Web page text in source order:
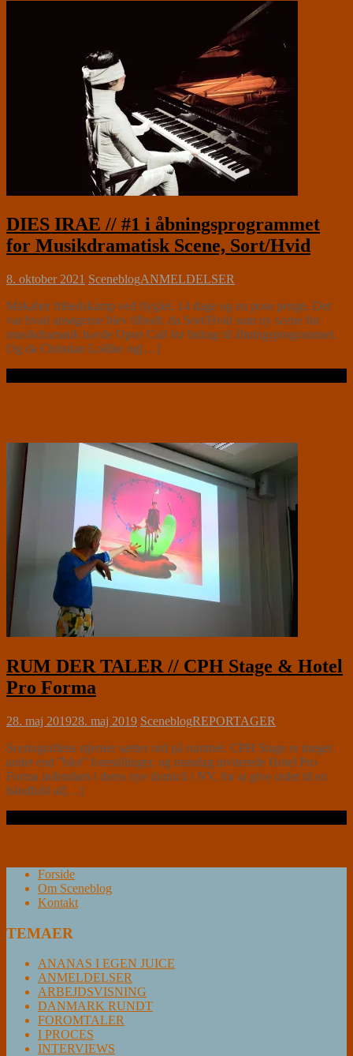
DIES IRAE // #1 i åbningsprogrammet
for Musikdramatisk Scene, Sort/Hvid
8. oktober 2021 SceneblogANMELDELSER
Makaber frihedskamp ved flyglet. 14 dage og en pose penge. Det
var hvad ansøgerne blev tilbudt, da Sort/Hvid som ny scene for
musikdramatik havde Open Call for bidrag til åbningsprogrammet.
Og da Christian Lollike og[…]
RUM DER TALER // CPH Stage & Hotel
Pro Forma
28. maj 201928. maj 2019 SceneblogREPORTAGER
Scenografiens stjerner sætter ord på rummet. CPH Stage er meget
andet end ”blot” forestillinger, og mandag inviterede Hotel Pro
Forma indendørs i deres nye domicil i NV, for at give ordet til en
håndfuld af[…]
Forside
Om Sceneblog
Kontakt
TEMAER
ANANAS I EGEN JUICE
ANMELDELSER
ARBEJDSVISNING
DANMARK RUNDT
FOROMTALER
I PROCES
INTERVIEWS